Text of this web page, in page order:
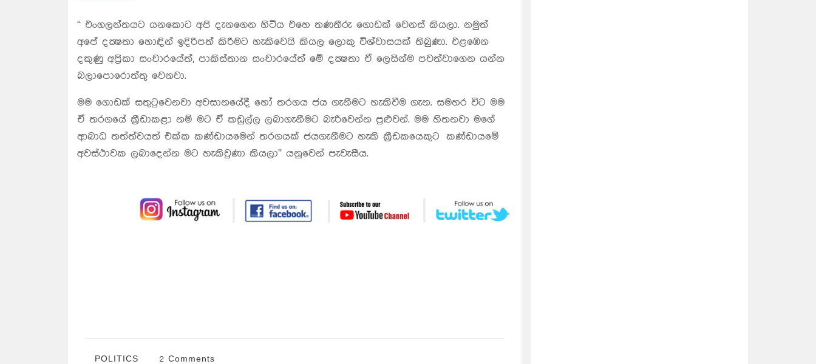
“ එංගලන්තයට යනකොට අපි දැනගෙන හිටිය එහෙ තණතීරු ගොඩක් වෙනස් කියලා. නමුත්
අපේ දක්‍ෂතා හොඳින් ඉදිරිපත් කිරීමට හැකිවෙයි කියල ලොකු විශ්වාසයක් තිබුණා. එළඹෙන
දකුණු අප්‍රිකා‍ සංචාරයේත්, පාකිස්තාන සංචාරයේත් මේ දක්‍ෂතා ඒ ලෙසින්ම පවත්වාගෙන යන්න
බලාපොරොත්තු වෙනවා.
මම ගොඩක් සතුටුවෙනවා අවසානයේදී හෝ තරගය ජය ගැනීමට හැකිවීම ගැන. සමහර විට මම
ඒ තරගයේ ක්‍රීඩාකළා නම් මට ඒ කඩුල්ල ලබාගැනීමට බැරිවෙන්න පුළුවන්. මම හිතනවා මගේ
ආබාධ තත්ත්වයත් එක්ක කණ්ඩායමෙන් තරගයක් ජයගැනීමට හැකි ක්‍රීඩකයෙකුට කණ්ඩායමේ
අවස්ථාවක ලබාදෙන්න මට හැකිවුණා කියලා” යනුවෙන් පැවැසීය.
POLITICS 2 Comments